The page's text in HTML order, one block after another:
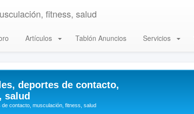
fitness, salud
Artículos Tablón Anuncios Servicios
deportes de contacto,
salud
contacto, musculación, fitness, salud